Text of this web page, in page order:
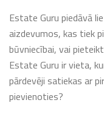
Estate Guru piedāvā
aizdevumos, kas tiek
būvniecībai, vai
Estate Guru ir vieta,
pārdevēji satiekas ar
pievienoties?